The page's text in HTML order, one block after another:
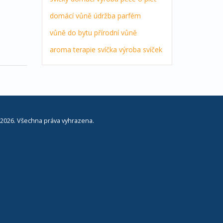
domácí vůně údržba parfém
vůně do bytu přírodní vůně
aroma terapie svíčka výroba svíček
Všechna práva vyhrazena.